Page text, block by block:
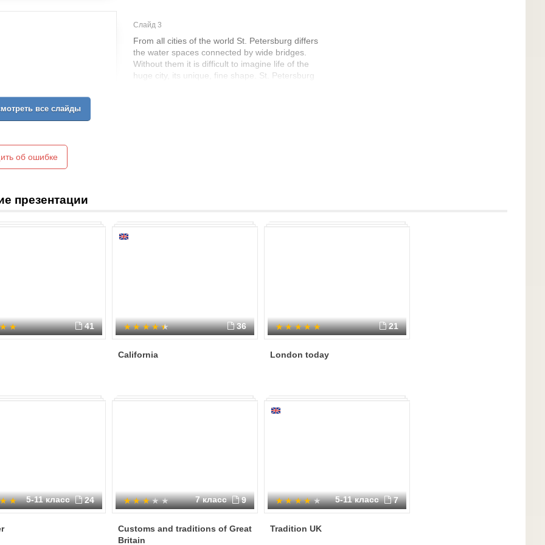
Слайд 3
From all cities of the world St. Petersburg differs
the water spaces connected by wide bridges.
Without them it is difficult to imagine life of the
huge city, its unique, fine shape. St. Petersburg
все слайды
об ошибке
презентации
41 36
California
21
London today
5-11 класс 24 7 класс 9
Customs and traditions of Great
Britain
5-11 класс 7
Tradition UK